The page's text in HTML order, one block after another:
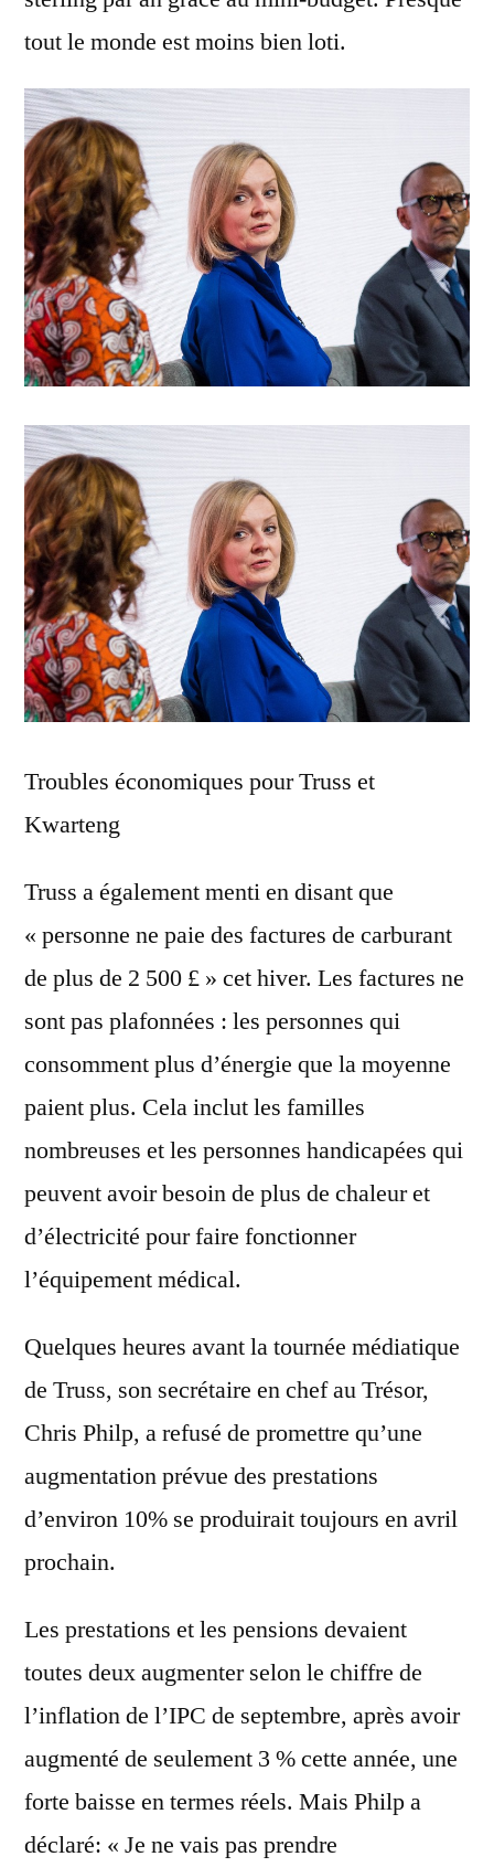
tout le monde est moins bien loti.
Troubles économiques pour Truss et
Kwarteng
Truss a également menti en disant que
« personne ne paie des factures de carburant
de plus de 2 500 £ » cet hiver. Les factures ne
sont pas plafonnées : les personnes qui
consomment plus d’énergie que la moyenne
paient plus. Cela inclut les familles
nombreuses et les personnes handicapées qui
peuvent avoir besoin de plus de chaleur et
d’électricité pour faire fonctionner
l’équipement médical.
Quelques heures avant la tournée médiatique
de Truss, son secrétaire en chef au Trésor,
Chris Philp, a refusé de promettre qu’une
augmentation prévue des prestations
d’environ 10% se produirait toujours en avril
prochain.
Les prestations et les pensions devaient
toutes deux augmenter selon le chiffre de
l’inflation de l’IPC de septembre, après avoir
augmenté de seulement 3 % cette année, une
forte baisse en termes réels. Mais Philp a
déclaré: « Je ne vais pas prendre